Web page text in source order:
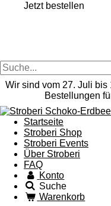
Jetzt bestellen
Wir sind vom 27. Juli
Bestellungen
Startseite
Stroberi Shop
Stroberi Events
Über Stroberi
FAQ
Konto
Suche
Warenkorb